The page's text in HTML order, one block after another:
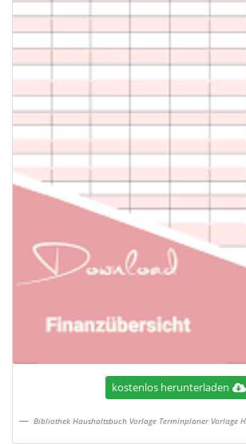
kostenlos herunterladen
Bibliothek Haushaltsbuch Vorlage Terminplaner Vorlage